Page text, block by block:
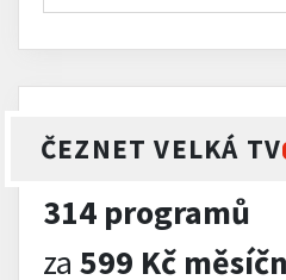
ČEZNET VELKÁ TV
314 programů
za 599 Kč